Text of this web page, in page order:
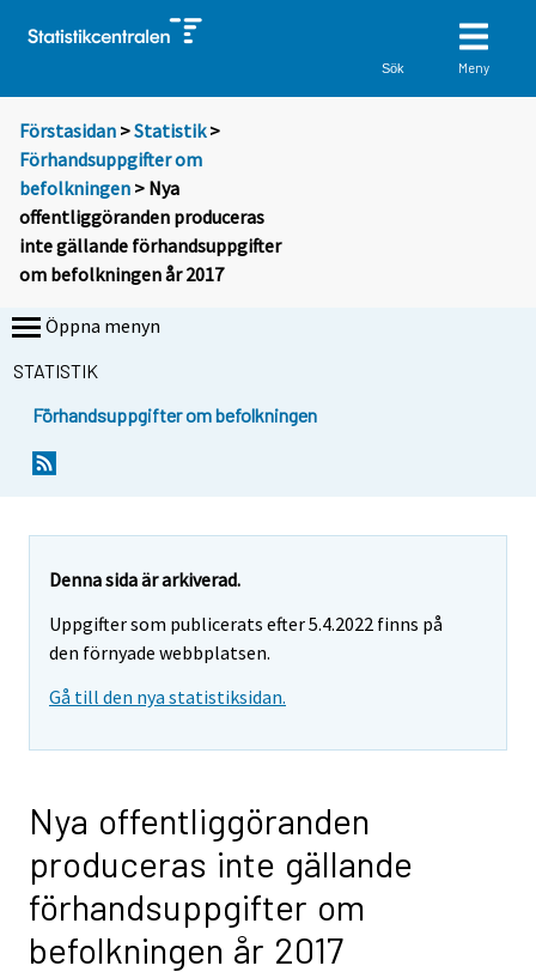
Sök Meny
Förstasidan >Statistik >
Förhandsuppgifter om
befolkningen > Nya
offentliggöranden produceras
inte gällande förhandsuppgifter
om befolkningen år 2017
Öppna menyn
STATISTIK
Förhandsuppgifter om befolkningen
Denna sida är arkiverad.
Uppgifter som publicerats efter 5.4.2022 finns på
den förnyade webbplatsen.
Gå till den nya statistiksidan.
Nya offentliggöranden
produceras inte gällande
förhandsuppgifter om
befolkningen år 2017